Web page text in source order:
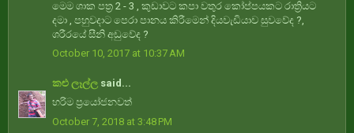
මෙම ශාක පත්‍ර 2 - 3 , කුඩාවට කපා වතුර කෝප්පයකට රාත්‍රියට
දමා , පහුවදාට පෙරා පානය කිරීමෙන් දියවැඩියාව සුවවේද ?,
ශරීරයේ සීනි අඩුවේද ?
October 10, 2017 at 10:37 AM
කළු ලෑල්ල said...
හරිම ප්‍රයෝජනවත්
October 7, 2018 at 3:48 PM